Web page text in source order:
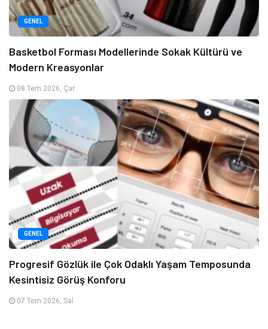
GENEL
Basketbol Forması Modellerinde Sokak Kültürü ve
Modern Kreasyonlar
08 Tem 2026, Çar
GENEL
Progresif Gözlük ile Çok Odaklı Yaşam Temposunda
Kesintisiz Görüş Konforu
07 Tem 2026, Sal